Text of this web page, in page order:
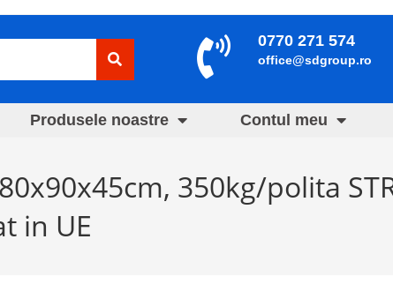
0770 271 574
office@sdgroup.ro
Produsele noastre Contul meu
350kg/polita
in UE